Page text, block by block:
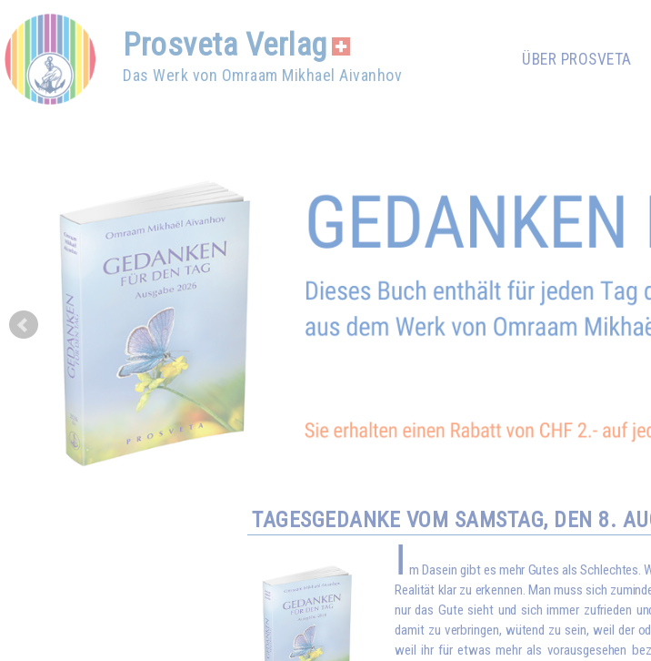
Prosveta Verlag
Das Werk von Omraam Mikhael Aivanhov
ÜBER PROSVETA
Prev
TAGESGEDANKE VOM SAMSTAG, DEN 8.
I m Dasein gibt es mehr Gutes als Schlechtes.
Realität klar zu erkennen. Man muss sich
nur das Gute sieht und sich immer zufrieden
damit zu verbringen, wütend zu sein, weil der
weil ihr für etwas mehr als vorausgesehen